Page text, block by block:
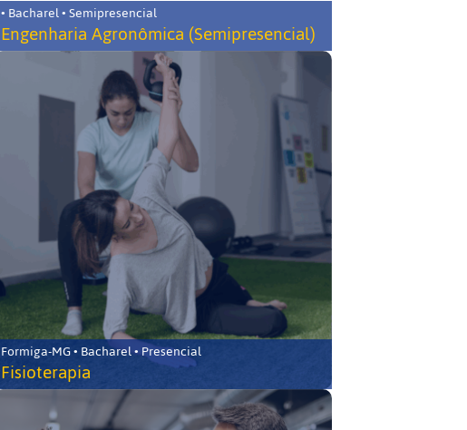
• Bacharel • Semipresencial
Engenharia Agronômica (Semipresencial)
Formiga-MG • Bacharel • Presencial
Fisioterapia